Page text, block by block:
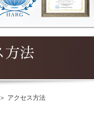
＞ アクセス方法